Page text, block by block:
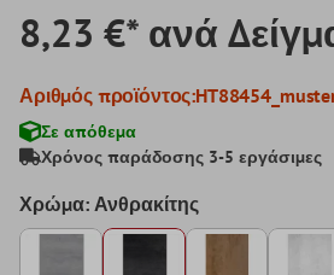
8,23 €* ανά
Αριθμός προϊόντος:
Σε απόθεμα
Χρόνος παράδοσης 3-5 εργάσιμες
Χρώμα: Ανθρακίτης